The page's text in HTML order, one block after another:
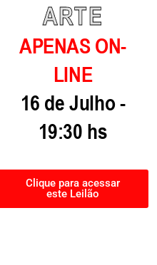
ARTE
APENAS ON-
LINE
16 de Julho -
19:30 hs
Clique para acessar
este Leilão